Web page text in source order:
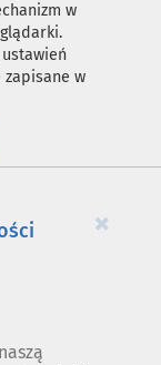
w
zapisane w
×